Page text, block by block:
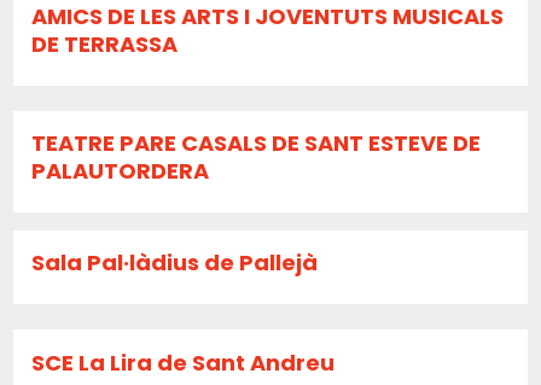
AMICS DE LES ARTS I JOVENTUTS MUSICALS
DE TERRASSA
TEATRE PARE CASALS DE SANT ESTEVE DE
PALAUTORDERA
Sala Pal·làdius de Pallejà
SCE La Lira de Sant Andreu